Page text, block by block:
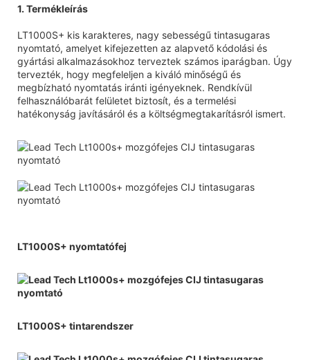
1. Termékleírás
LT1000S+ kis karakteres, nagy sebességű tintasugaras
nyomtató, amelyet kifejezetten az alapvető kódolási és
gyártási alkalmazásokhoz terveztek számos iparágban. Úgy
tervezték, hogy megfeleljen a kiváló minőségű és
megbízható nyomtatás iránti igényeknek. Rendkívül
felhasználóbarát felületet biztosít, és a termelési
hatékonyság javításáról és a költségmegtakarításról ismert.
LT1000S+ nyomtatófej
LT1000S+ tintarendszer